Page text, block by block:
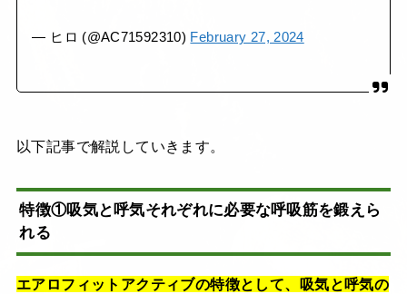
— ヒロ (@AC71592310) February 27, 2024
以下記事で解説していきます。
特徴①吸気と呼気それぞれに必要な呼吸筋を鍛えら
れる
エアロフィットアクティブの特徴として、吸気と呼気の